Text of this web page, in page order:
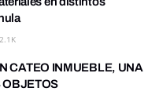
2.1K
CATEO INMUEBLE, UNA
OBJETOS